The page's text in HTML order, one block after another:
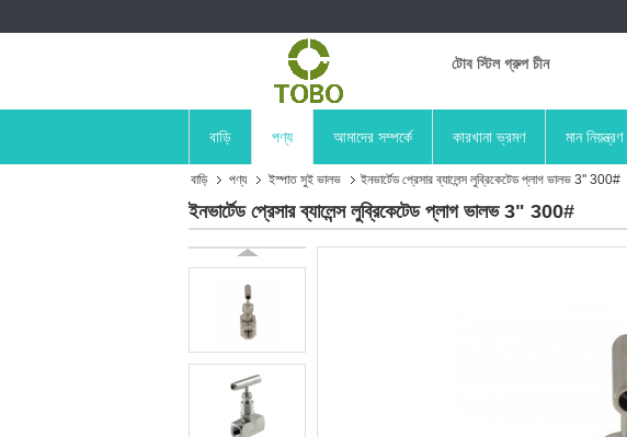
টোব স্টিল গ্রুপ চীন
বাড়ি পণ্য আমাদের সম্পর্কে কারখানা ভ্রমণ মান নিয়ন্ত্রণ
বাড়ি পণ্য ইস্পাত সুই ভালভ ইনভার্টেড প্রেসার ব্যালেন্স লুব্রিকেটেড প্লাগ ভালভ 3" 300#
ইনভার্টেড প্রেসার ব্যালেন্স লুব্রিকেটেড প্লাগ ভালভ 3" 300#